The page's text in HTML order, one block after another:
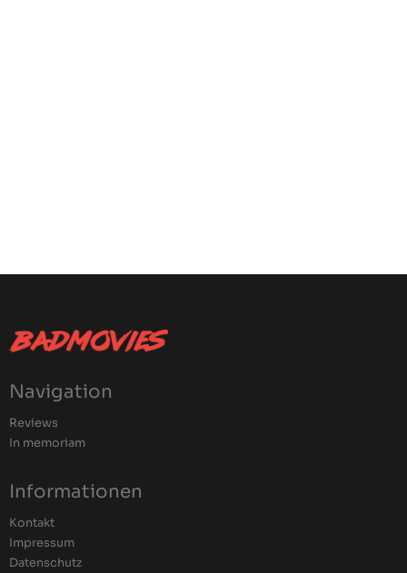
Navigation
Reviews
In memoriam
Informationen
Kontakt
Impressum
Datenschutz